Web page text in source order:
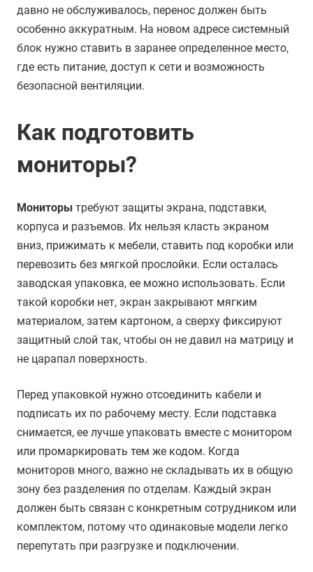
давно не обслуживалось, перенос должен быть
особенно аккуратным. На новом адресе системный
блок нужно ставить в заранее определенное место,
где есть питание, доступ к сети и возможность
безопасной вентиляции.
Как подготовить
мониторы?
Мониторы требуют защиты экрана, подставки,
корпуса и разъемов. Их нельзя класть экраном
вниз, прижимать к мебели, ставить под коробки или
перевозить без мягкой прослойки. Если осталась
заводская упаковка, ее можно использовать. Если
такой коробки нет, экран закрывают мягким
материалом, затем картоном, а сверху фиксируют
защитный слой так, чтобы он не давил на матрицу и
не царапал поверхность.
Перед упаковкой нужно отсоединить кабели и
подписать их по рабочему месту. Если подставка
снимается, ее лучше упаковать вместе с монитором
или промаркировать тем же кодом. Когда
мониторов много, важно не складывать их в общую
зону без разделения по отделам. Каждый экран
должен быть связан с конкретным сотрудником или
комплектом, потому что одинаковые модели легко
перепутать при разгрузке и подключении.